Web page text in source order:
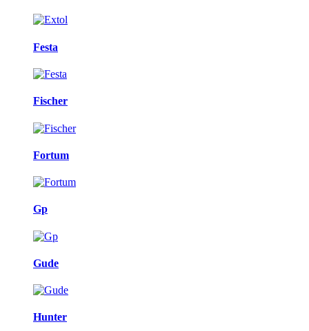
Festa
Fischer
Fortum
Gp
Gude
Hunter